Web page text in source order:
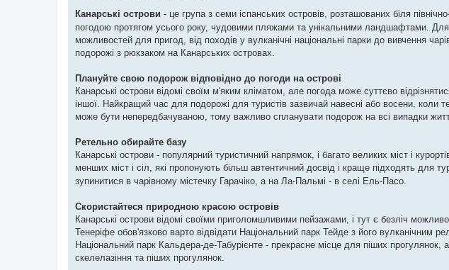
в
д
о
м
л
н
я
Канарські острови - це група з семи іспанських островів, розташованих біля
погодою протягом усього року, чудовими пляжами та унікальними ландшафтами. Для
можливостей для пригод, від походів у вулканічні національні парки до вивчення
подорожі з рюкзаком на Канарських островах.
Плануйте свою подорож відповідно до погоди на острові
Канарські острови відомі своїм м'яким кліматом, але погода може суттєво
іншої. Найкращий час для подорожі для туристів зазвичай навесні або восени,
може бути непередбачуваною, тому важливо спланувати подорож на всі випадки
Ретельно обирайте базу
Канарські острови - популярний туристичний напрямок, і багато великих міст і
менших міст і сіл, які пропонують більш автентичний досвід і краще підходять для
зупинитися в чарівному містечку Гарачіко, а на Ла-Пальмі - в селі Ель-Пасо.
Скористайтеся природною красою островів
Канарські острови відомі своїми приголомшливими пейзажами, і тут є безліч
Тенеріфе обов'язково варто відвідати Національний парк Тейде з його
Національний парк Кальдера-де-Табурієнте - прекрасне місце для піших
скелелазіння та піших прогулянок.